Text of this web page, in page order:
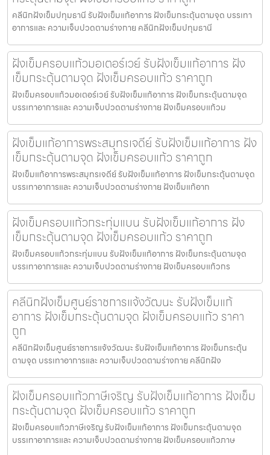
คลีนิกฝังเข็มปทุมธานี รับฝังเข็มแก้อาการ ฝังเข็มกระตุ้นตามจุด บรรเทา
อาการและ ความเจ็บปวดตามร่างกาย คลีนิกฝังเข็มปทุมธานี
ฝังเข็มครอบแก้วมอเตอร์เวย์ รับฝังเข็มแก้อาการ ฝัง
เข็มกระตุ้นตามจุด ฝังเข็มครอบแก้ว ราคาถูก
ฝังเข็มครอบแก้วมอเตอร์เวย์ รับฝังเข็มแก้อาการ ฝังเข็มกระตุ้นตามจุด
บรรเทาอาการและ ความเจ็บปวดตามร่างกาย ฝังเข็มครอบแก้วม
ฝังเข็มแก้อาการพระสมุทรเจดีย์ รับฝังเข็มแก้อาการ ฝัง
เข็มกระตุ้นตามจุด ฝังเข็มครอบแก้ว ราคาถูก
ฝังเข็มแก้อาการพระสมุทรเจดีย์ รับฝังเข็มแก้อาการ ฝังเข็มกระตุ้นตามจุด
บรรเทาอาการและ ความเจ็บปวดตามร่างกาย ฝังเข็มแก้อาก
ฝังเข็มครอบแก้วกระทุ่มแบน รับฝังเข็มแก้อาการ ฝัง
เข็มกระตุ้นตามจุด ฝังเข็มครอบแก้ว ราคาถูก
ฝังเข็มครอบแก้วกระทุ่มแบน รับฝังเข็มแก้อาการ ฝังเข็มกระตุ้นตามจุด
บรรเทาอาการและ ความเจ็บปวดตามร่างกาย ฝังเข็มครอบแก้วกร
คลีนิกฝังเข็มศูนย์ราชการแจ้งวัฒนะ รับฝังเข็มแก้
อาการ ฝังเข็มกระตุ้นตามจุด ฝังเข็มครอบแก้ว ราคา
ถูก
คลีนิกฝังเข็มศูนย์ราชการแจ้งวัฒนะ รับฝังเข็มแก้อาการ ฝังเข็มกระตุ้น
ตามจุด บรรเทาอาการและ ความเจ็บปวดตามร่างกาย คลีนิกฝัง
ฝังเข็มครอบแก้วภาษีเจริญ รับฝังเข็มแก้อาการ ฝังเข็ม
กระตุ้นตามจุด ฝังเข็มครอบแก้ว ราคาถูก
ฝังเข็มครอบแก้วภาษีเจริญ รับฝังเข็มแก้อาการ ฝังเข็มกระตุ้นตามจุด
บรรเทาอาการและ ความเจ็บปวดตามร่างกาย ฝังเข็มครอบแก้วภาษ